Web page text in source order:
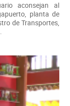
aconsejan al
planta de
de Transportes,